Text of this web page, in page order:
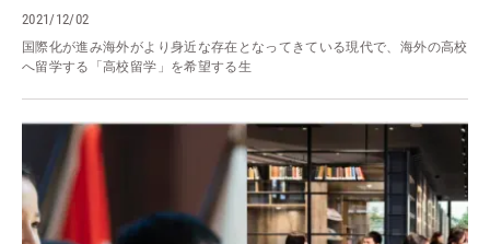
2021/12/02
国際化が進み海外がより身近な存在となってきている現代で、海外の高校
へ留学する「高校留学」を希望する生